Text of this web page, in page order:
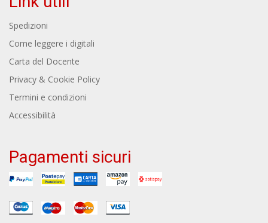
Spedizioni
Come leggere i digitali
Carta del Docente
Privacy & Cookie Policy
Termini e condizioni
Accessibilità
Pagamenti sicuri